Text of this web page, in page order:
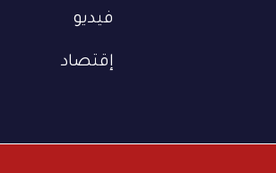
فيديو
إقتصاد